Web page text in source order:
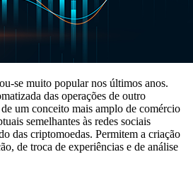
se muito popular nos últimos anos.
das operações de outro
um conceito mais amplo de comércio
semelhantes às redes sociais
das criptomoedas. Permitem a criação
de troca de experiências e de análise